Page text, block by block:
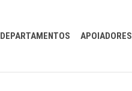
DEPARTAMENTOS APOIADORES